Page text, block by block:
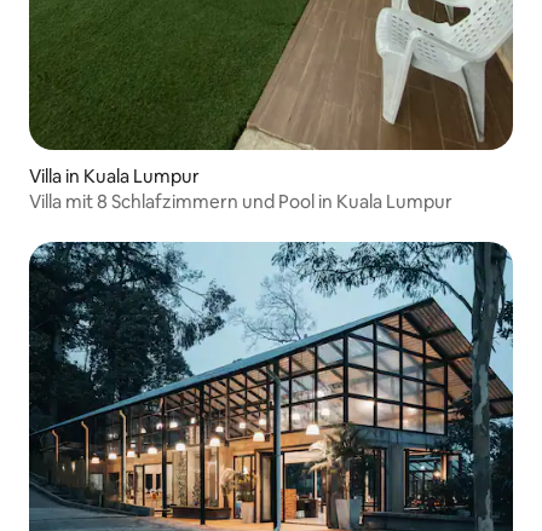
Villa in Kuala Lumpur
Villa mit 8 Schlafzimmern und Pool in Kuala Lumpur